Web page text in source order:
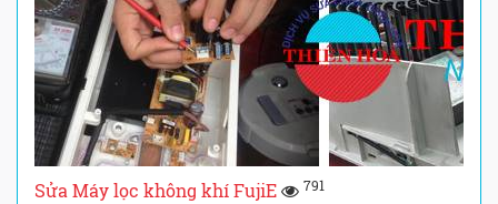
Sửa Máy lọc không khí FujiE 791